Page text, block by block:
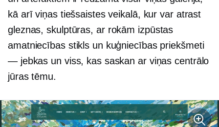
kā arī viņas tiešsaistes veikalā, kur var atrast
gleznas, skulptūras, ar rokām izpūstas
amatniecības stikls un kuģniecības priekšmeti
— jebkas un viss, kas saskan ar viņas centrālo
jūras tēmu.